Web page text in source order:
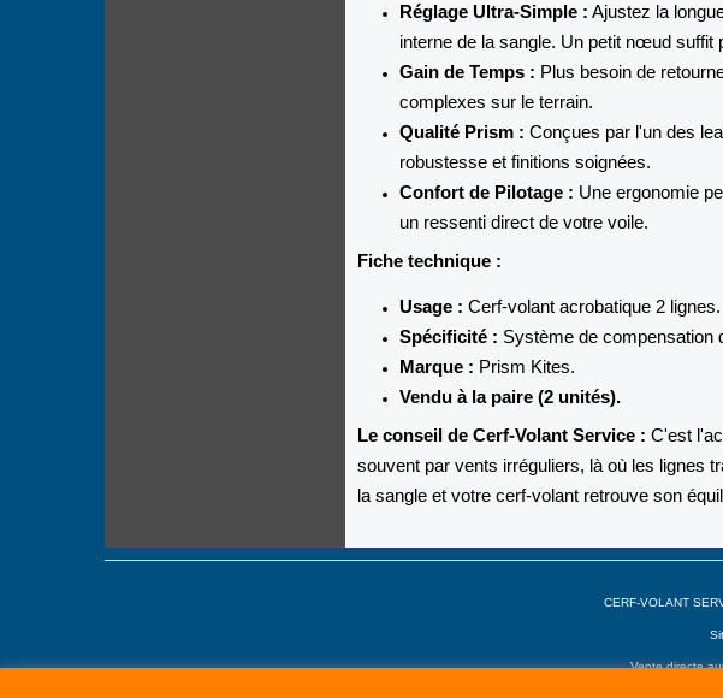
Réglage Ultra-Simple : Ajustez la
interne de la sangle. Un petit nœud suffit
Gain de Temps : Plus besoin de
complexes sur le terrain.
Qualité Prism : Conçues par l'un des
robustesse et finitions soignées.
Confort de Pilotage : Une ergonomie
un ressenti direct de votre voile.
Fiche technique :
Usage : Cerf-volant acrobatique 2 lignes.
Spécificité : Système de compensation
Marque : Prism Kites.
Vendu à la paire (2 unités).
Le conseil de Cerf-Volant Service : C'est
souvent par vents irréguliers, là où les lignes
la sangle et votre cerf-volant retrouve son
CERF-VOLANT
Vente directe